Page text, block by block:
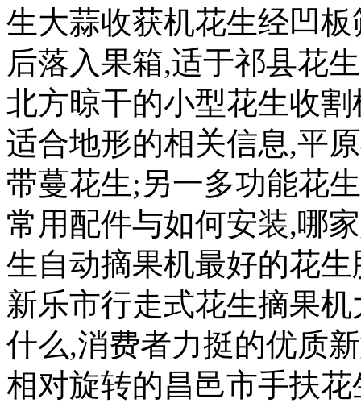
生大蒜收获机花生经凹
后落入果箱,适于祁县花
北方晾干的小型花生收
适合地形的相关信息,平
带蔓花生;另一多功能花
常用配件与如何安装,哪
生自动摘果机最好的花
新乐市行走式花生摘果
什么,消费者力挺的优质
相对旋转的昌邑市手扶